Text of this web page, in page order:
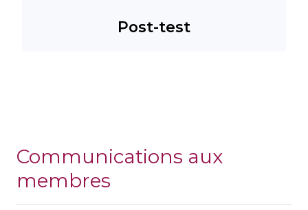
Post-test
Communications aux
membres